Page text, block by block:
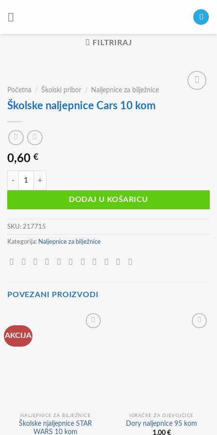
FILTRIRAJ
Početna / Školski pribor / Naljepnice za bilježnice
Školske naljepnice Cars 10 kom
0,60 €
Školske naljepnice Cars 10 kom količina
DODAJ U KOŠARICU
SKU: 217715
Kategorija: Naljepnice za bilježnice
POVEZANI PROIZVODI
AKCIJA
NALJEPNICE ZA BILJEŽNICE
Školske njaljepnice STAR
WARS 10 kom
IGRAČKE ZA DJEVOJČICE
Dory naljepnice 95 kom
1,00 €